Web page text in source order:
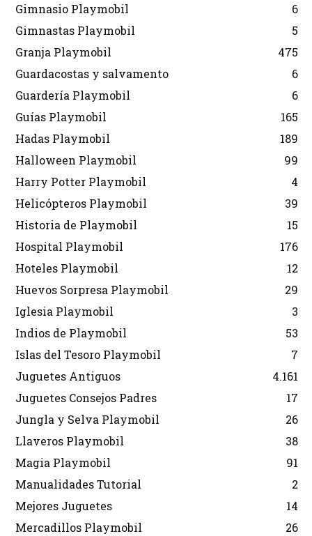
Gimnasio Playmobil
6
Gimnastas Playmobil
5
Granja Playmobil
475
Guardacostas y salvamento
6
Guardería Playmobil
6
Guías Playmobil
165
Hadas Playmobil
189
Halloween Playmobil
99
Harry Potter Playmobil
4
Helicópteros Playmobil
39
Historia de Playmobil
15
Hospital Playmobil
176
Hoteles Playmobil
12
Huevos Sorpresa Playmobil
29
Iglesia Playmobil
3
Indios de Playmobil
53
Islas del Tesoro Playmobil
7
Juguetes Antiguos
4.161
Juguetes Consejos Padres
17
Jungla y Selva Playmobil
26
Llaveros Playmobil
38
Magia Playmobil
91
Manualidades Tutorial
2
Mejores Juguetes
14
Mercadillos Playmobil
26